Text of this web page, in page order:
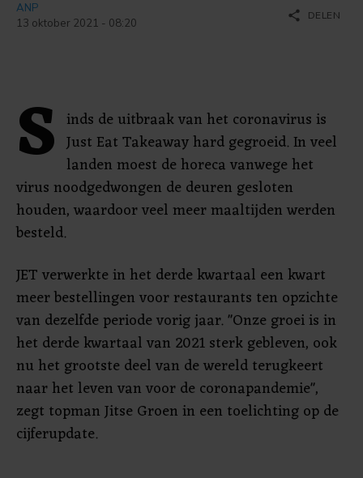
ANP
13 oktober 2021 - 08:20
share DELEN
S inds de uitbraak van het coronavirus is
Just Eat Takeaway hard gegroeid. In veel
landen moest de horeca vanwege het
virus noodgedwongen de deuren gesloten
houden, waardoor veel meer maaltijden werden
besteld.
JET verwerkte in het derde kwartaal een kwart
meer bestellingen voor restaurants ten opzichte
van dezelfde periode vorig jaar. "Onze groei is in
het derde kwartaal van 2021 sterk gebleven, ook
nu het grootste deel van de wereld terugkeert
naar het leven van voor de coronapandemie",
zegt topman Jitse Groen in een toelichting op de
cijferupdate.